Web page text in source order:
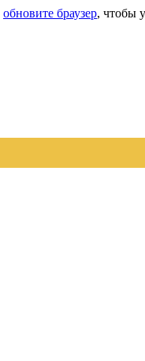
обновите браузер, чтобы